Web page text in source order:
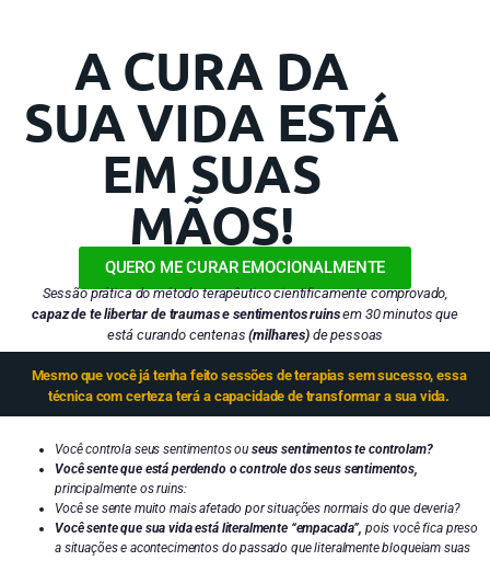
A CURA DA
SUA VIDA ESTÁ
EM SUAS
MÃOS!
QUERO ME CURAR EMOCIONALMENTE
Sessão prática do método terapêutico cientificamente comprovado,
capaz de te libertar de traumas e sentimentos ruinsem 30 minutos que
está curando centenas(milhares)de pessoas
Mesmo que você já tenha feito sessões de terapias sem sucesso, essa
técnica com certeza terá a capacidade de transformar a sua vida.
Você controla seus sentimentos ou seus sentimentos te controlam?
Você sente que está perdendo o controle dos seus sentimentos,
principalmente os ruins:
Você se sente muito mais afetado por situações normais do que deveria?
Você sente que sua vida está literalmente “empacada”, pois você fica preso
a situações e acontecimentos do passado que literalmente bloqueiam suas